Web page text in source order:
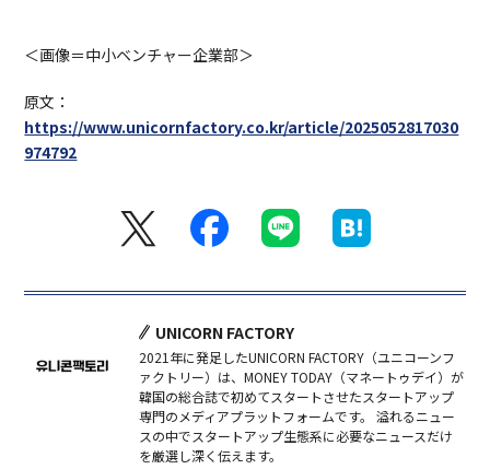
＜画像＝中小ベンチャー企業部＞
原文：
https://www.unicornfactory.co.kr/article/2025052817030
974792
UNICORN FACTORY
2021年に発足したUNICORN FACTORY（ユニコーンフ
ァクトリー）は、MONEY TODAY（マネートゥデイ）が
韓国の総合誌で初めてスタートさせたスタートアップ
専門のメディアプラットフォームです。 溢れるニュー
スの中でスタートアップ生態系に必要なニュースだけ
を厳選し深く伝えます。